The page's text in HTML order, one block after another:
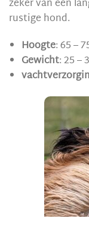
zeker van een
rustige hond.
Hoogte: 65 –
Gewicht: 25 –